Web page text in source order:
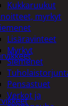
Kukkaruukut
myrkyt
Lisäravinteet
Myrkyt
Siemenet
Pensastuet
Verkot ja